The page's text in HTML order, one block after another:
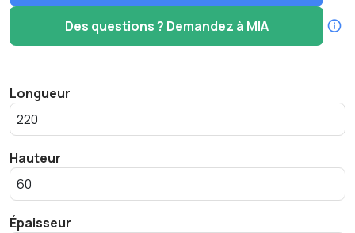
Des questions ? Demandez à MIA
Longueur
Hauteur
Épaisseur